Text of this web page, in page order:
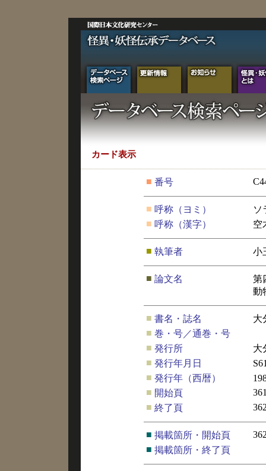
カード表示
■ 番号
■ 呼称（ヨミ）
ソ
■ 呼称（漢字） 空
■ 執筆者 小
■ 論文名
第
動
■ 書名・誌名
大
■ 巻・号／通巻・号
■ 発行所
大
■ 発行年月日
■ 発行年（西暦）
■ 開始頁
■ 終了頁
■ 掲載箇所・開始頁
■ 掲載箇所・終了頁